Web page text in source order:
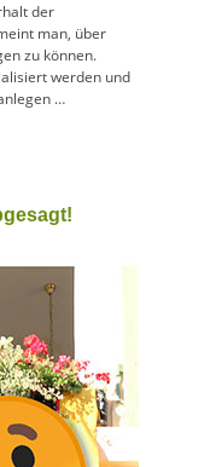
der
man, über
zu können.
werden und
…